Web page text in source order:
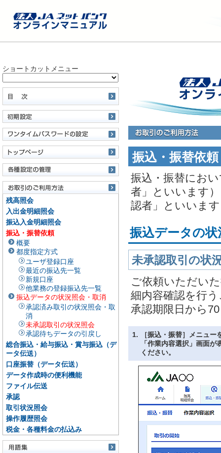
ショートカットメニュー
残高照会
入出金明細照会
振込入金明細照会
振込・振替依頼
概要
都度指定方式
ユーザ登録口座
最近の振込先一覧
新規口座
他業務の登録振込先一覧
振込データの状況照会・取消
承認済み取引の状況照会・取
消
未承認取引の状況照会
承認待ちデータの引戻し
総合振込・給与振込・賞与振込（デ
ータ伝送）
口座振替（データ伝送）
データ作成時の便利機能
ファイル伝送
承認
取引状況照会
操作履歴照会
税金・各種料金の払込み
振込・振替依頼
振込・振替にお
者」といいます
認者」といいま
振込データの状
未承認取引の状
ご依頼いただい
細内容確認を行
承認期限日から
1.
［振込・振替］メニュ
「作業内容選択」画面
ください。